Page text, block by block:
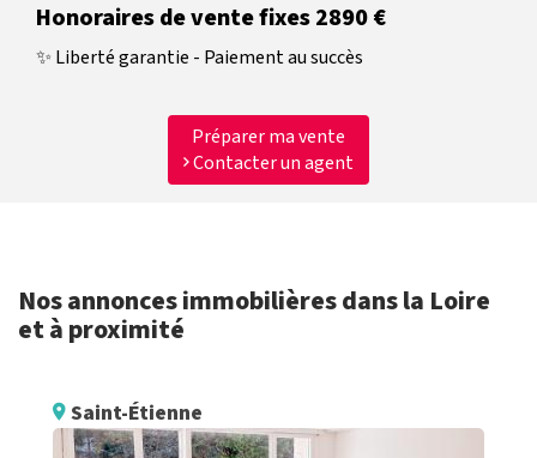
Honoraires de vente fixes 2890 €
✨ Liberté garantie - Paiement au succès
Préparer ma vente
Contacter un agent
Nos annonces immobilières dans la Loire
et à proximité
Saint-Étienne